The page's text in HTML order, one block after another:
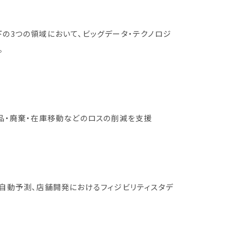
つの領域において、ビッグデータ・テクノロジ
廃棄・在庫移動などのロスの削減を支援
予測、店舗開発におけるフィジビリティスタデ